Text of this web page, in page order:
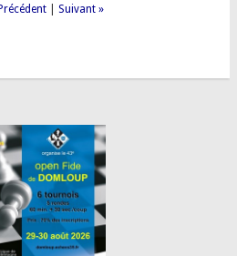
|Suivant »